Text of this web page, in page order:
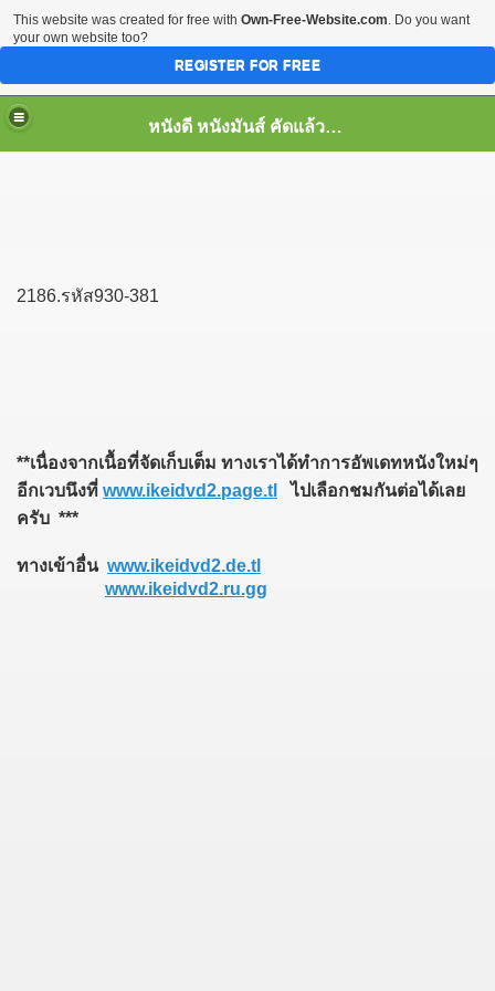
หนังดี หนังมันส์ คัดแล้ว เพื่อคุณ
2186.รหัส930-381
**เนื่องจากเนื้อที่จัดเก็บเต็ม ทางเราได้ทำการอัพเดทหนังใหม่ๆ
อีกเวบนึงที่ www.ikeidvd2.page.tl
ไปเลือกชมกันต่อได้เลย
ครับ ***
ทางเข้าอื่น www.ikeidvd2.de.tl
www.ikeidvd2.ru.gg
This website was created for free with Own-Free-Website.com. Do you want
your own website too?
REGISTER FOR FREE